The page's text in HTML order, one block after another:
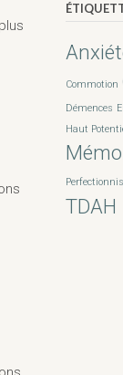
Commotion
Démences
Haut
TDAH